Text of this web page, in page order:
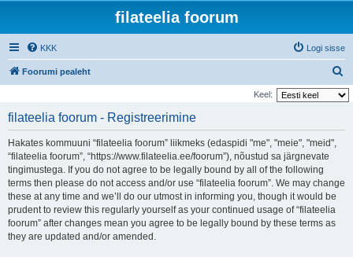
filateelia foorum
KKK Logi sisse
Foorumi pealeht
t
Keel:
filateelia foorum - Registreerimine
Hakates kommuuni “filateelia foorum” liikmeks (edaspidi "me", "meie", "meid",
“filateelia foorum”, “https://www.filateelia.ee/foorum”), nõustud sa järgnevate
tingimustega. If you do not agree to be legally bound by all of the following
terms then please do not access and/or use “filateelia foorum”. We may change
these at any time and we’ll do our utmost in informing you, though it would be
prudent to review this regularly yourself as your continued usage of “filateelia
foorum” after changes mean you agree to be legally bound by these terms as
they are updated and/or amended.